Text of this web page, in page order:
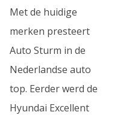
Met de huidige
merken presteert
Auto Sturm in de
Nederlandse auto
top. Eerder werd de
Hyundai Excellent